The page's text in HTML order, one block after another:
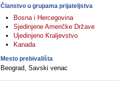
Članstvo u grupama prijateljstva
Bosna i Hercegovina
Sjedinjene Američke Države
Ujedinjeno Kraljevstvo
Kanada
Mesto prebivališta
Beograd, Savski venac